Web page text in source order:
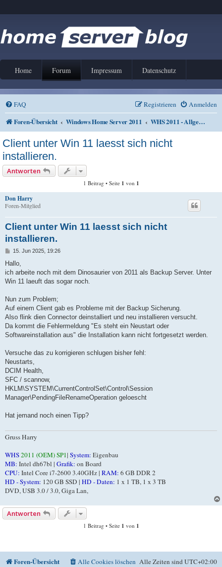
Home Forum Impressum Datenschutz
FAQ Anmelden
Registrieren
Foren-Übersicht Windows Home Server 2011 WHS 2011 - Allgemeines
Client unter Win 11 laesst sich nicht
installieren.
Antworten
1 Beitrag • Seite 1 von 1
Don Harry
Foren-Mitglied
Client unter Win 11 laesst sich nicht
installieren.
B
i
r
a
15. Jun 2025, 19:26
Hallo,
ich arbeite noch mit dem Dinosaurier von 2011 als Backup Server. Unter
Win 11 laeuft das sogar noch.
Nun zum Problem;
Auf einem Client gab es Probleme mit der Backup Sicherung.
Also flink dien Connector deinstalliert und neu installieren versucht.
Da kommt die Fehlermeldung "Es steht ein Neustart oder
Softwareinstallation aus" die Installation kann nicht fortgesetzt werden.
Versuche das zu korrigieren schlugen bisher fehl:
Neustarts,
DCIM Health,
SFC / scannow,
HKLM\SYSTEM\CurrentControlSet\Control\Session
Manager\PendingFileRenameOperation geloescht
Hat jemand noch einen Tipp?
Gruss Harry
WHS2011 (OEM) SP1| System: Eigenbau
MB: Intel dh67bl | Grafik: on Board
CPU: Intel Core i7-2600 3.40GHz | RAM: 6 GB DDR 2
HD - System: 120 GB SSD | HD - Daten: 1 x 1 TB, 1 x 3 TB
DVD, USB 3.0 / 3.0, Giga Lan,
Antworten
1 Beitrag • Seite 1 von 1
Foren-Übersicht Alle Zeiten sindUTC+02:00
Alle Cookies löschen